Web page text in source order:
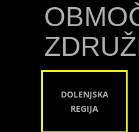
DOLENJSKA
REGIJA